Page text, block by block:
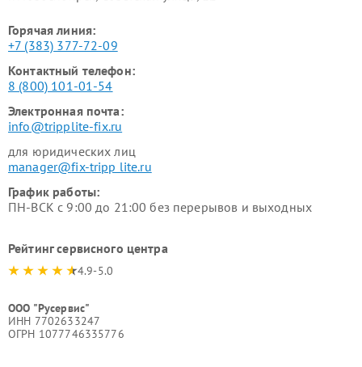
Горячая линия:
+7 (383) 377-72-09
Контактный телефон:
8 (800) 101-01-54
Электронная почта:
info@tripplite-fix.ru
для юридических лиц
manager@fix-tripp lite.ru
График работы:
ПН-ВСК с 9:00 до 21:00 без перерывов и выходных
Рейтинг сервисного центра
4.9-5.0
ООО "Русервис"
ИНН 7702633247
ОГРН 1077746335776